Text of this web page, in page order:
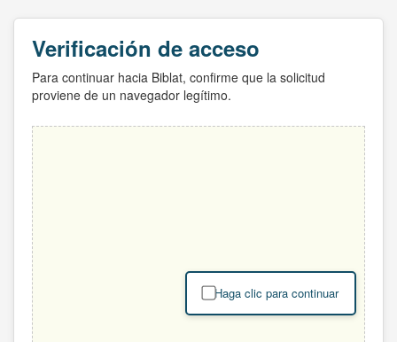
Verificación de acceso
Para continuar hacia Biblat, confirme que la solicitud
proviene de un navegador legítimo.
Haga clic para continuar